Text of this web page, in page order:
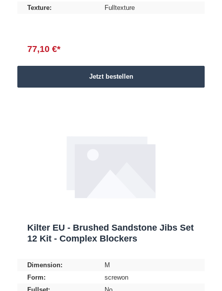
Texture:
Fulltexture
77,10 €*
Jetzt bestellen
Kilter EU - Brushed Sandstone Jibs Set
12 Kit - Complex Blockers
Dimension:
M
Form:
screwon